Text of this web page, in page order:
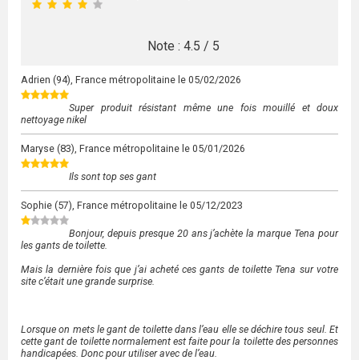
Note : 4.5 / 5
Adrien (94), France métropolitaine le 05/02/2026
Super produit résistant même une fois mouillé et doux
nettoyage nikel
Maryse (83), France métropolitaine le 05/01/2026
Ils sont top ses gant
Sophie (57), France métropolitaine le 05/12/2023
Bonjour, depuis presque 20 ans j’achète la marque Tena pour
les gants de toilette.
Mais la dernière fois que j’ai acheté ces gants de toilette Tena sur votre
site c’était une grande surprise.
Lorsque on mets le gant de toilette dans l’eau elle se déchire tous seul. Et
cette gant de toilette normalement est faite pour la toilette des personnes
handicapées. Donc pour utiliser avec de l’eau.